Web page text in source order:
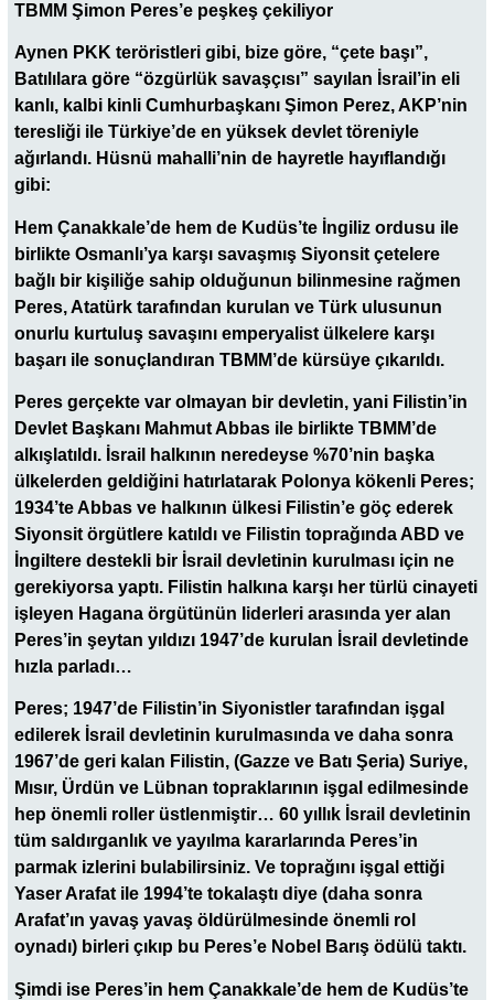
TBMM Şimon Peres’e peşkeş çekiliyor
Aynen PKK teröristleri gibi, bize göre, “çete başı”,
Batılılara göre “özgürlük savaşçısı” sayılan İsrail’in eli
kanlı, kalbi kinli Cumhurbaşkanı Şimon Perez, AKP’nin
teresliği ile Türkiye’de en yüksek devlet töreniyle
ağırlandı. Hüsnü mahalli’nin de hayretle hayıflandığı
gibi:
Hem Çanakkale’de hem de Kudüs’te İngiliz ordusu ile
birlikte Osmanlı’ya karşı savaşmış Siyonsit çetelere
bağlı bir kişiliğe sahip olduğunun bilinmesine rağmen
Peres, Atatürk tarafından kurulan ve Türk ulusunun
onurlu kurtuluş savaşını emperyalist ülkelere karşı
başarı ile sonuçlandıran TBMM’de kürsüye çıkarıldı.
Peres gerçekte var olmayan bir devletin, yani Filistin’in
Devlet Başkanı Mahmut Abbas ile birlikte TBMM’de
alkışlatıldı. İsrail halkının neredeyse %70’nin başka
ülkelerden geldiğini hatırlatarak Polonya kökenli Peres;
1934’te Abbas ve halkının ülkesi Filistin’e göç ederek
Siyonsit örgütlere katıldı ve Filistin toprağında ABD ve
İngiltere destekli bir İsrail devletinin kurulması için ne
gerekiyorsa yaptı. Filistin halkına karşı her türlü cinayeti
işleyen Hagana örgütünün liderleri arasında yer alan
Peres’in şeytan yıldızı 1947’de kurulan İsrail devletinde
hızla parladı…
Peres; 1947’de Filistin’in Siyonistler tarafından işgal
edilerek İsrail devletinin kurulmasında ve daha sonra
1967’de geri kalan Filistin, (Gazze ve Batı Şeria) Suriye,
Mısır, Ürdün ve Lübnan topraklarının işgal edilmesinde
hep önemli roller üstlenmiştir… 60 yıllık İsrail devletinin
tüm saldırganlık ve yayılma kararlarında Peres’in
parmak izlerini bulabilirsiniz. Ve toprağını işgal ettiği
Yaser Arafat ile 1994’te tokalaştı diye (daha sonra
Arafat’ın yavaş yavaş öldürülmesinde önemli rol
oynadı) birleri çıkıp bu Peres’e Nobel Barış ödülü taktı.
Şimdi ise Peres’in hem Çanakkale’de hem de Kudüs’te